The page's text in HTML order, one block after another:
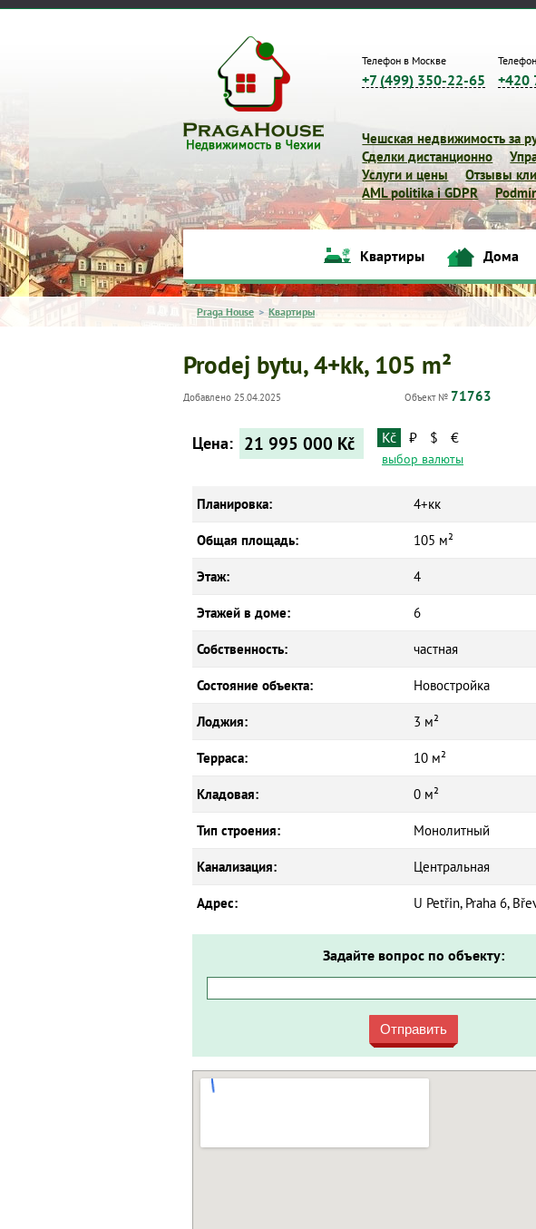
Телефон в Москве
+7 (499) 350-22-65 +420
Чешская недвижимость за
Сделки дистанционно
Услуги и цены
Отзывы
AML politika i GDPR
Квартиры Дома
Квартиры Дома
Praga House > Квартиры
Prodej bytu, 4+kk, 105 m²
Добавлено 25.04.2025 Объект № 71763
Цена: 21 995 000 Kč Kč ₽ $ €
выбор валюты
Планировка: 4+кк
Общая площадь: 105 м²
Этаж: 4
Этажей в доме: 6
Собственность: частная
Состояние объекта: Новостройка
Лоджия: 3 м²
Терраса: 10 м²
Кладовая: 0 м²
Тип строения: Монолитный
Канализация: Центральная
Адрес: U Petřin, Praha 6,
Задайте вопрос по объекту:
Отправить